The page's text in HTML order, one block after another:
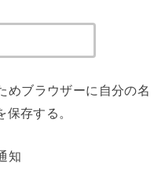
めブラウザーに自分の名
存する。
知